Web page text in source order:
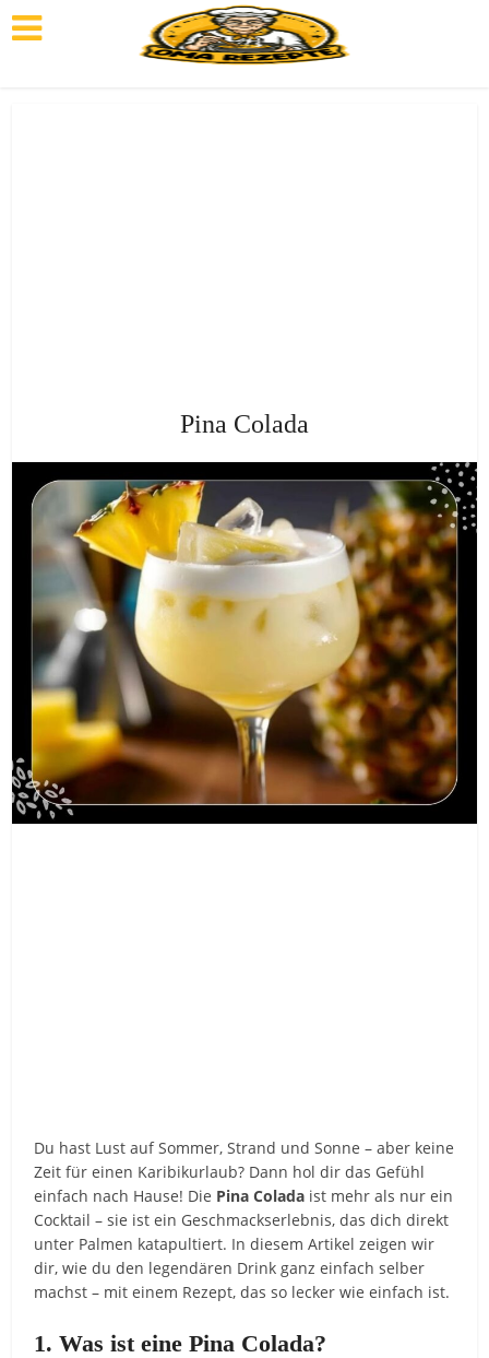
Pina Colada
Du hast Lust auf Sommer, Strand und Sonne – aber keine
Zeit für einen Karibikurlaub? Dann hol dir das Gefühl
einfach nach Hause! Die Pina Colada ist mehr als nur ein
Cocktail – sie ist ein Geschmackserlebnis, das dich direkt
unter Palmen katapultiert. In diesem Artikel zeigen wir
dir, wie du den legendären Drink ganz einfach selber
machst – mit einem Rezept, das so lecker wie einfach ist.
1. Was ist eine Pina Colada?